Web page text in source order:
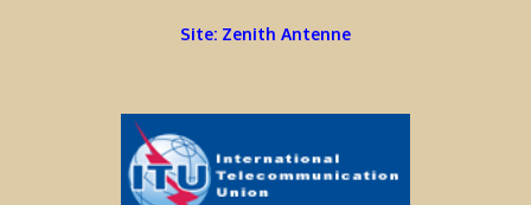
Site: Zenith Antenne